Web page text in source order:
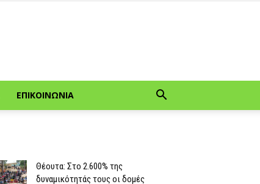
ΕΠΙΚΟΙΝΩΝΊΑ
Θέουτα: Στο 2.600% της
δυναμικότητάς τους οι δομές